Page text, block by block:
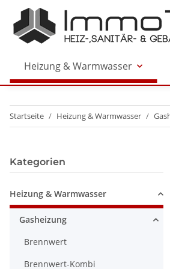
Heizung & Warmwasser
Startseite Heizung & Warmwasser
Kategorien
Heizung & Warmwasser
Gasheizung
Brennwert
Brennwert-Kombi